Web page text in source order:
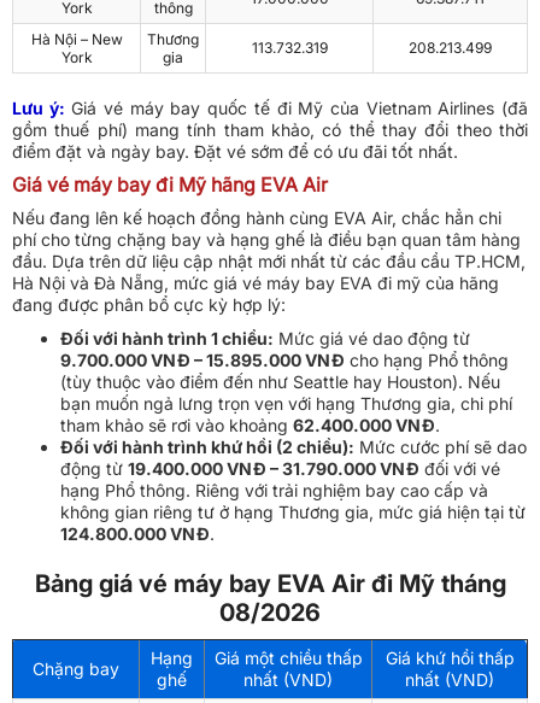
York
thông
Hà Nội – New
York
Thương
gia
113.732.319 208.213.499
Lưu ý: Giá vé máy bay quốc tế đi Mỹ của Vietnam Airlines (đã
gồm thuế phí) mang tính tham khảo, có thể thay đổi theo thời
điểm đặt và ngày bay. Đặt vé sớm để có ưu đãi tốt nhất.
Giá vé máy bay đi Mỹ hãng EVA Air
Nếu đang lên kế hoạch đồng hành cùng EVA Air, chắc hẳn chi
phí cho từng chặng bay và hạng ghế là điều bạn quan tâm hàng
đầu. Dựa trên dữ liệu cập nhật mới nhất từ các đầu cầu TP.HCM,
Hà Nội và Đà Nẵng, mức giá vé máy bay EVA đi mỹ của hãng
đang được phân bổ cực kỳ hợp lý:
Đối với hành trình 1 chiều: Mức giá vé dao động từ
9.700.000 VNĐ – 15.895.000 VNĐ cho hạng Phổ thông
(tùy thuộc vào điểm đến như Seattle hay Houston). Nếu
bạn muốn ngả lưng trọn vẹn với hạng Thương gia, chi phí
tham khảo sẽ rơi vào khoảng 62.400.000 VNĐ.
Đối với hành trình khứ hồi (2 chiều): Mức cước phí sẽ dao
động từ 19.400.000 VNĐ – 31.790.000 VNĐ đối với vé
hạng Phổ thông. Riêng với trải nghiệm bay cao cấp và
không gian riêng tư ở hạng Thương gia, mức giá hiện tại từ
124.800.000 VNĐ.
Bảng giá vé máy bay EVA Air đi Mỹ tháng
08/2026
Chặng bay
Hạng
ghế
Giá một chiều thấp
nhất (VND)
Giá khứ hồi thấp
nhất (VND)